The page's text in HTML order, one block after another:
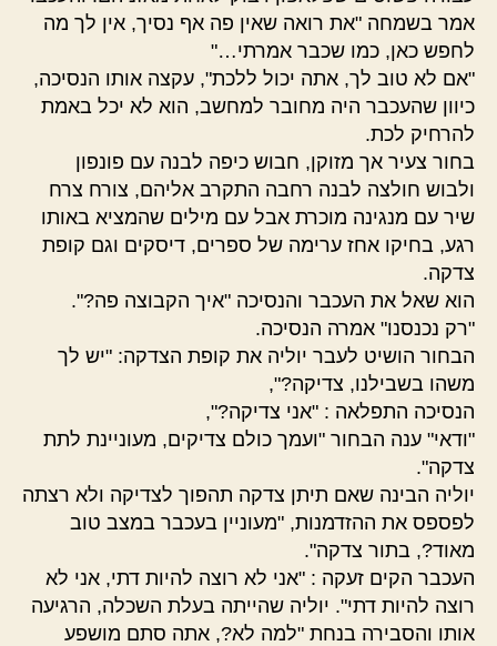
אמר בשמחה "את רואה שאין פה אף נסיך, אין לך מה
לחפש כאן, כמו שכבר אמרתי…"
"אם לא טוב לך, אתה יכול ללכת", עקצה אותו הנסיכה,
כיוון שהעכבר היה מחובר למחשב, הוא לא יכל באמת
להרחיק לכת.
בחור צעיר אך מזוקן, חבוש כיפה לבנה עם פונפון
ולבוש חולצה לבנה רחבה התקרב אליהם, צורח צרח
שיר עם מנגינה מוכרת אבל עם מילים שהמציא באותו
רגע, בחיקו אחז ערימה של ספרים, דיסקים וגם קופת
צדקה.
הוא שאל את העכבר והנסיכה "איך הקבוצה פה?".
"רק נכנסנו" אמרה הנסיכה.
הבחור הושיט לעבר יוליה את קופת הצדקה: "יש לך
משהו בשבילנו, צדיקה?",
הנסיכה התפלאה : "אני צדיקה?",
"ודאי" ענה הבחור "ועמך כולם צדיקים, מעוניינת לתת
צדקה".
יוליה הבינה שאם תיתן צדקה תהפוך לצדיקה ולא רצתה
לפספס את ההזדמנות, "מעוניין בעכבר במצב טוב
מאוד?, בתור צדקה".
העכבר הקים זעקה : "אני לא רוצה להיות דתי, אני לא
רוצה להיות דתי". יוליה שהייתה בעלת השכלה, הרגיעה
אותו והסבירה בנחת "למה לא?, אתה סתם מושפע